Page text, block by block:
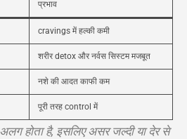
प्रभाव
cravings में हल्की कमी
शरीर detox और नर्वस सिस्टम मजबूत
नशे की आदत काफी कम
पूरी तरह control में
अलग होता है, इसलिए असर जल्दी या देर से